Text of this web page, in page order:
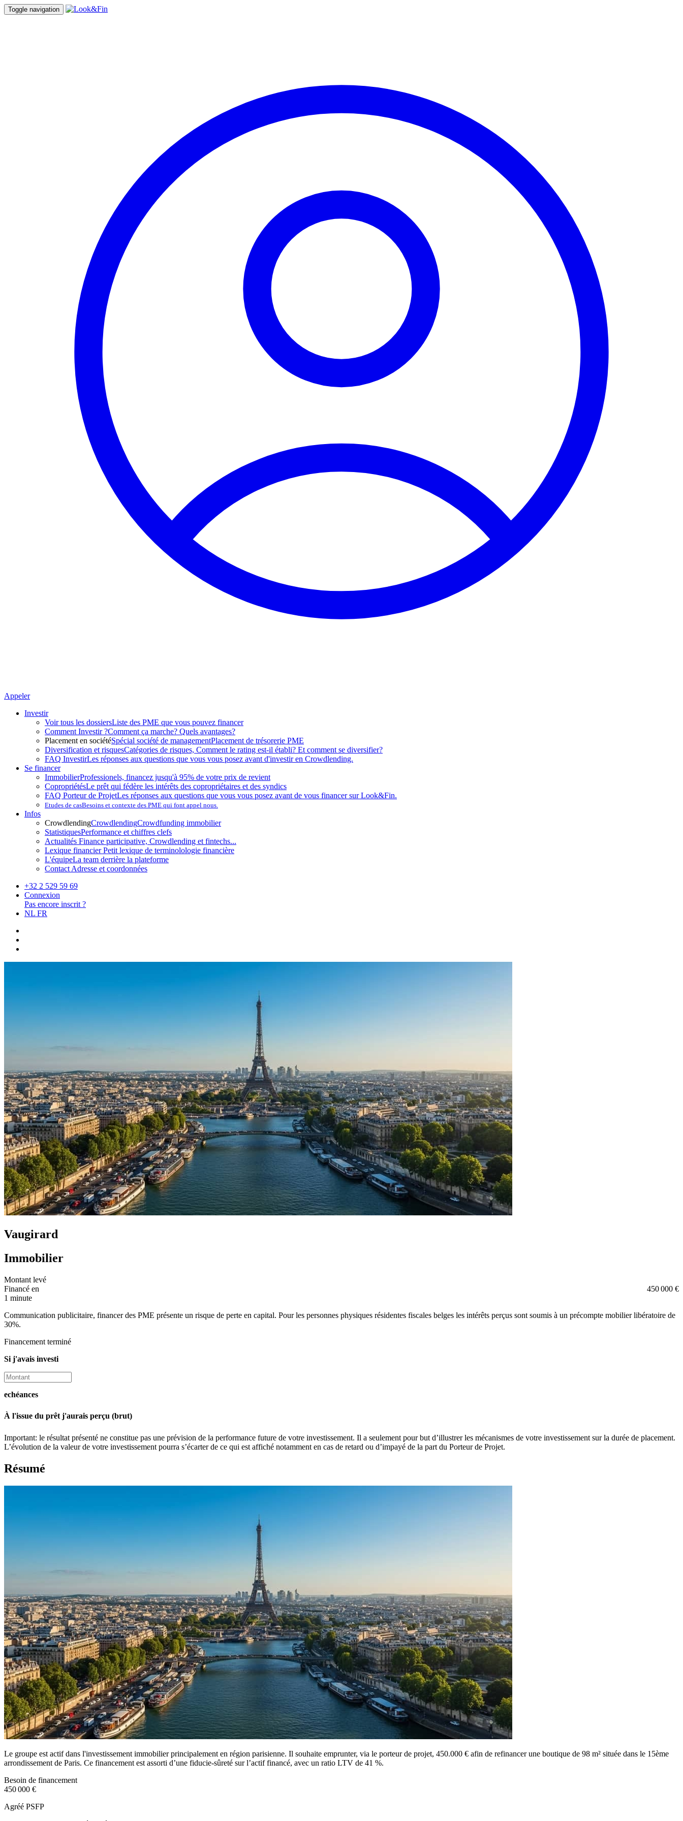
Toggle navigation
Appeler
Investir
Voir tous les dossiersListe des PME que vous pouvez financer
Comment Investir ?Comment ça marche? Quels avantages?
Placement en sociétéSpécial société de managementPlacement de trésorerie PME
Diversification et risquesCatégories de risques, Comment le rating est-il établi? Et comment se diversifier?
FAQ InvestirLes réponses aux questions que vous vous posez avant d'investir en Crowdlending.
Se financer
ImmobilierProfessionels, financez jusqu'à 95% de votre prix de revient
CopropriétésLe prêt qui fédère les intérêts des copropriétaires et des syndics
FAQ Porteur de ProjetLes réponses aux questions que vous vous posez avant de vous financer sur Look&Fin.
Etudes de casBesoins et contexte des PME qui font appel nous.
Infos
CrowdlendingCrowdlendingCrowdfunding immobilier
StatistiquesPerformance et chiffres clefs
Actualités Finance participative, Crowdlending et fintechs...
Lexique financierPetit lexique de terminolologie financière
L'équipeLa team derrière la plateforme
Contact Adresse et coordonnées
+32 2 529 59 69
Connexion
Pas encore inscrit ?
NL FR
Vaugirard
Immobilier
Montant levé
450 000 €
Financé en
1 minute
Communication publicitaire, financer des PME présente un risque de perte en capital. Pour les personnes physiques résidentes fiscales belges les intérêts perçus sont soumis à un précompte mobilier libératoire de
30%.
Financement terminé
Si j'avais investi
echéances
À l'issue du prêt j'aurais perçu (brut)
Important: le résultat présenté ne constitue pas une prévision de la performance future de votre investissement. Il a seulement pour but d’illustrer les mécanismes de votre investissement sur la durée de placement.
L’évolution de la valeur de votre investissement pourra s’écarter de ce qui est affiché notamment en cas de retard ou d’impayé de la part du Porteur de Projet.
Résumé
Le groupe est actif dans l'investissement immobilier principalement en région parisienne. Il souhaite emprunter, via le porteur de projet, 450.000 € afin de refinancer une boutique de 98 m² située dans le 15ème
arrondissement de Paris. Ce financement est assorti d’une fiducie-sûreté sur l’actif financé, avec un ratio LTV de 41 %.
Besoin de financement
450 000 €
Agréé PSFP